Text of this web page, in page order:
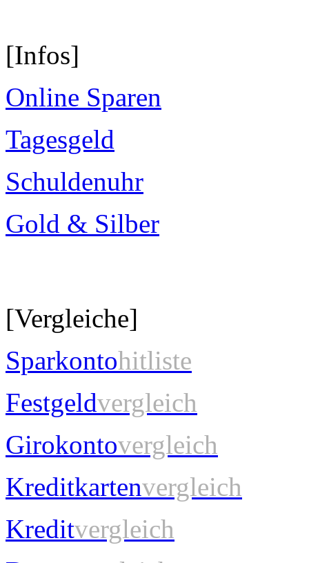
[Infos]
Online Sparen
Tagesgeld
Schuldenuhr
Gold & Silber
[Vergleiche]
Sparkontohitliste
Festgeldvergleich
Girokontovergleich
Kreditkartenvergleich
Kreditvergleich